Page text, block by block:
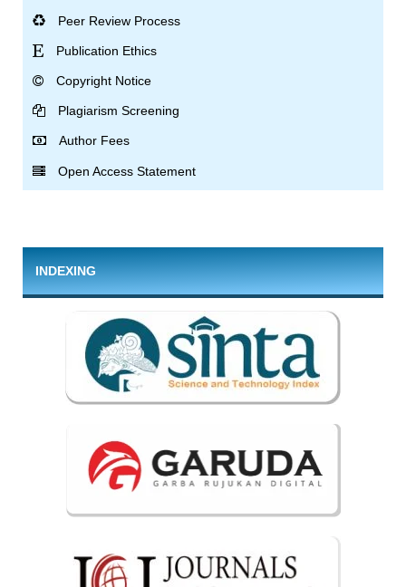
Peer Review Process
Publication Ethics
Copyright Notice
Plagiarism Screening
Author Fees
Open Access Statement
INDEXING